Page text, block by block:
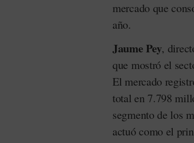
mercado que
año.
Jaume Pey,
que mostró el
El mercado
total en 7.798
segmento de los
actuó como el